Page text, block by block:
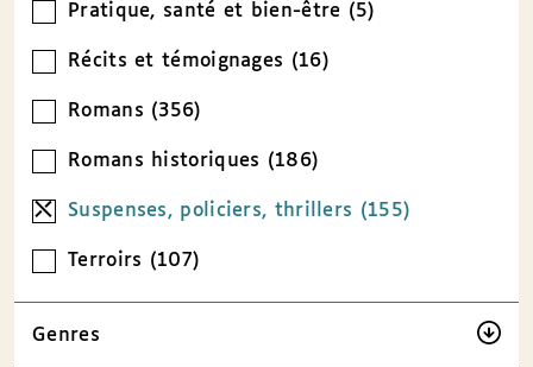
Pratique, santé et bien-être (5)
Récits et témoignages (16)
Romans (356)
Romans historiques (186)
Suspenses, policiers, thrillers (155)
Terroirs (107)
Genres